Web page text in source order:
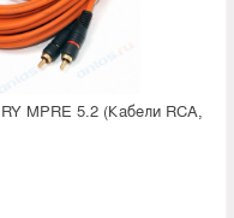
MPRE 5.2 (Кабели RCA,